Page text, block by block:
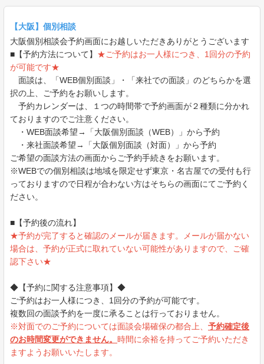
【大阪】個別相談
大阪個別相談会予約画面にお越しいただきありがとうございます
■【予約方法について】 ★ご予約はお一人様につき、1回分の予約
が可能です★
面談は、「WEB個別面談」・「来社での面談」のどちらかを選
択の上、ご予約をお願いします。
予約カレンダーは、１つの時間帯で予約画面が２種類に分かれ
ておりますのでご注意ください。
・WEB面談希望→「大阪個別面談（WEB）」から予約
・来社面談希望→「大阪個別面談（対面）」から予約
ご希望の面談方法の画面からご予約手続きをお願います。
※WEBでの個別相談は地域を限定せず東京・名古屋での受付も行
っておりますので日程が合わない方はそちらの画面にてご予約く
ださい。
■【予約後の流れ】
★予約が完了すると確認のメールが届きます。メールが届かない
場合は、予約が正式に取れていない可能性がありますので、ご確
認下さい★
◆【予約に関する注意事項】◆
ご予約はお一人様につき、1回分の予約が可能です。
複数回の面談予約を一度に承ることは行っておりません。
※対面でのご予約については面談会場確保の都合上、 予約確定後
のお時間変更ができません。 時間に余裕を持ってご予約いただき
ますようお願いいたします。